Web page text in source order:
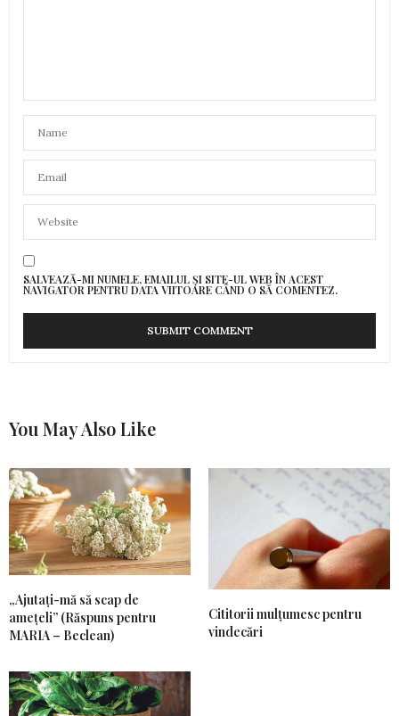
SALVEAZĂ-MI NUMELE, EMAILUL ȘI SITE-UL WEB ÎN ACEST
NAVIGATOR PENTRU DATA VIITOARE CÂND O SĂ COMENTEZ.
You May Also Like
„Ajutați-mă să scap de
amețeli” (Răspuns pentru
MARIA – Beclean)
Cititorii mulțumesc pentru
vindecări